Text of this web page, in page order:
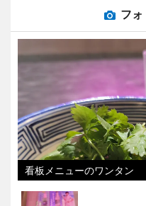
フ
看板メニューのワンタン